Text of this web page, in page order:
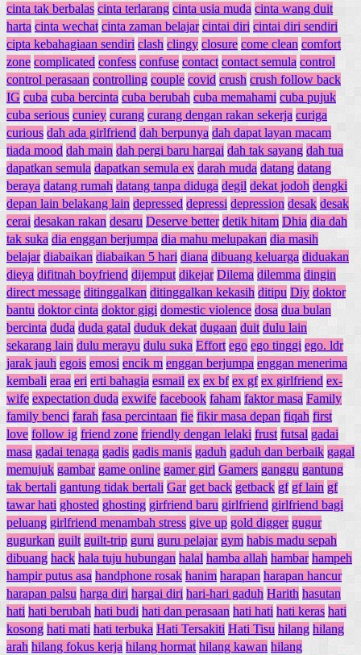
cinta tak berbalas cinta terlarang cinta usia muda cinta wang duit
harta cinta wechat cinta zaman belajar cintai diri cintai diri sendiri
cipta kebahagiaan sendiri clash clingy closure come clean comfort
zone complicated confess confuse contact contact semula control
control perasaan controlling couple covid crush crush follow back
IG cuba cuba bercinta cuba berubah cuba memahami cuba pujuk
cuba serious cuniey curang curang dengan rakan sekerja curiga
curious dah ada girlfriend dah berpunya dah dapat layan macam
tiada mood dah main dah pergi baru hargai dah tak sayang dah tua
dapatkan semula dapatkan semula ex darah muda datang datang
beraya datang rumah datang tanpa diduga degil dekat jodoh dengki
depan lain belakang lain depressed depressi depression desak desak
cerai desakan rakan desaru Deserve better detik hitam Dhia dia dah
tak suka dia enggan berjumpa dia mahu melupakan dia masih
belajar diabaikan diabaikan 5 hari diana dibuang keluarga diduakan
dieya difitnah boyfriend dijemput dikejar Dilema dilemma dingin
direct message ditinggalkan ditinggalkan kekasih ditipu Diy doktor
bantu doktor cinta doktor gigi domestic violence dosa dua bulan
bercinta duda duda gatal duduk dekat dugaan duit dulu lain
sekarang lain dulu merayu dulu suka Effort ego ego tinggi ego. ldr
jarak jauh egois emosi encik m enggan berjumpa enggan menerima
kembali eraa eri erti bahagia esmail ex ex bf ex gf ex girlfriend ex-
wife expectation duda exwife facebook faham faktor masa Family
family benci farah fasa percintaan fie fikir masa depan fiqah first
love follow ig friend zone friendly dengan lelaki frust futsal gadai
masa gadai tenaga gadis gadis manis gaduh gaduh dan berbaik gagal
memujuk gambar game online gamer girl Gamers ganggu gantung
tak bertali gantung tidak bertali Gar get back getback gf gf lain gf
tawar hati ghosted ghosting girfriend baru girlfriend girlfriend bagi
peluang girlfriend menambah stress give up gold digger gugur
gugurkan guilt guilt-trip guru guru pelajar gym habis madu sepah
dibuang hack hala tuju hubungan halal hamba allah hambar hampeh
hampir putus asa handphone rosak hanim harapan harapan hancur
harapan palsu harga diri hargai diri hari-hari gaduh Harith hasutan
hati hati berubah hati budi hati dan perasaan hati hati hati keras hati
kosong hati mati hati terbuka Hati Tersakiti Hati Tisu hilang hilang
arah hilang fokus kerja hilang hormat hilang kawan hilang